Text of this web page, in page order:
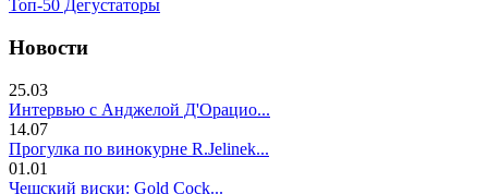
Топ-50 Дегустаторы
Новости
25.03
Интервью с Анджелой Д'Орацио...
14.07
Прогулка по винокурне R.Jelinek...
01.01
Чешский виски: Gold Cock...